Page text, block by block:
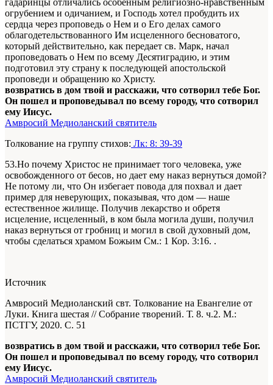
гадаринцы отличались особенным религиозно-нравственным
огрубением и одичанием, и Господь хотел пробудить их
сердца через проповедь о Нем и о Его делах самого
облагодетельствованного Им исцеленного бесноватого,
который действительно, как передает св. Марк, начал
проповедовать о Нем по всему Десятиградию, и этим
подготовил эту страну к последующей апостольской
проповеди и обращению ко Христу.
возвратись в дом твой и расскажи, что сотворил тебе Бог.
Он пошел и проповедывал по всему городу, что сотворил
ему Иисус.
Амвросий Медиоланский святитель
Толкование на группу стихов: Лк: 8: 39-39
53.Но почему Христос не принимает того человека, уже
освобожденного от бесов, но дает ему наказ вернуться домой?
Не потому ли, что Он избегает повода для похвал и дает
пример для неверующих, показывая, что дом — наше
естественное жилище. Получив лекарство и обретя
исцеление, исцеленный, в ком была могила души, получил
наказ вернуться от гробниц и могил в свой духовный дом,
чтобы сделаться храмом Божьим См.: 1 Кор. 3:16. .
Источник
Амвросий Медиоланский свт. Толкование на Евангелие от
Луки. Книга шестая // Собрание творений. Т. 8. ч.2. М.:
ПСТГУ, 2020. С. 51
возвратись в дом твой и расскажи, что сотворил тебе Бог.
Он пошел и проповедывал по всему городу, что сотворил
ему Иисус.
Амвросий Медиоланский святитель